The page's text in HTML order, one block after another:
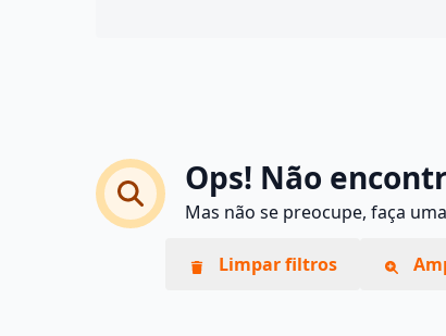
Ops! Não
Mas não se preocupe, faça
Limpar filtros